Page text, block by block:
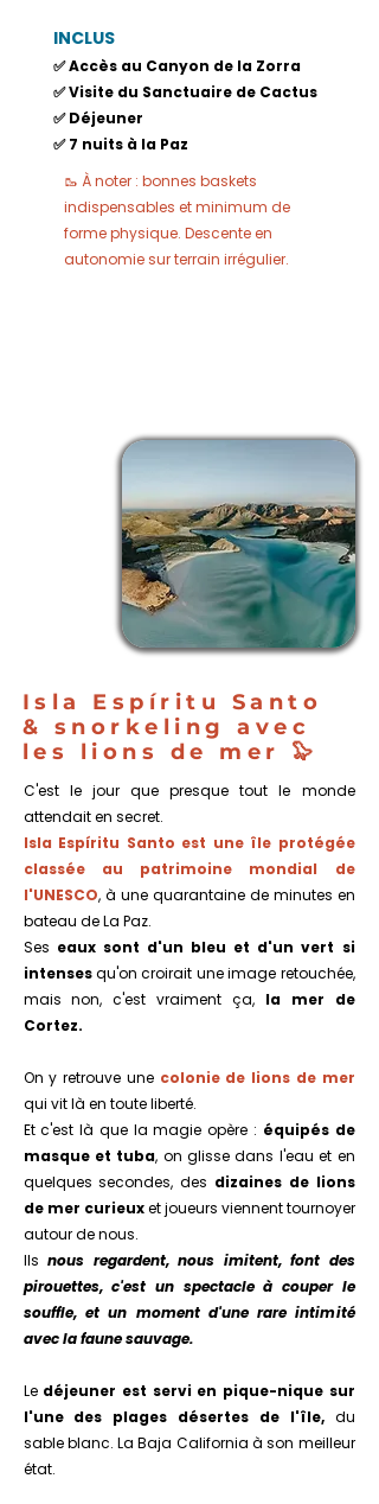
INCLUS​
✅ Accès au Canyon de la Zorra
✅ Visite du Sanctuaire de Cactus
✅ Déjeuner
✅ 7 nuits à la Paz
🥾 À noter : bonnes baskets
indispensables et minimum de
forme physique. Descente en
autonomie sur terrain irrégulier.
Isla Espíritu Santo
& snorkeling avec
les lions de mer 🦭
C'est le jour que presque tout le monde
attendait en secret.
Isla Espíritu Santo est une île protégée
classée au patrimoine mondial de
l'UNESCO, à une quarantaine de minutes en
bateau de La Paz.
Ses eaux sont d'un bleu et d'un vert si
intensesqu'on croirait une image retouchée,
mais non, c'est vraiment ça, la mer de
Cortez.
On y retrouve une colonie de lions de mer
qui vit là en toute liberté.
Et c'est là que la magie opère : équipés de
masque et tuba, on glisse dans l'eau et en
quelques secondes, des dizaines de lions
de mer curieuxet joueurs viennent tournoyer
autour de nous.
Ils nous regardent, nous imitent, font des
pirouettes, c'est un spectacle à couper le
souffle, et un moment d'une rare intimité
avec la faune sauvage.
Le déjeuner est servi en pique-nique sur
l'une des plages désertes de l'île,du
sable blanc. La Baja California à son meilleur
état.